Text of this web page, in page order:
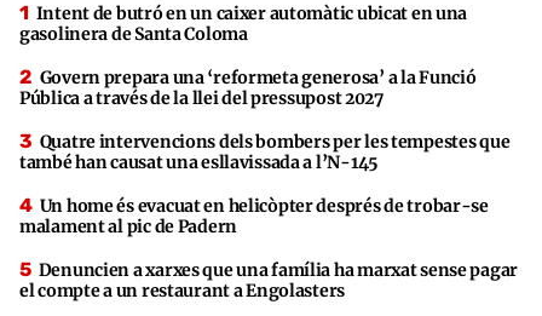
Intent de butró en un caixer automàtic ubicat en una
gasolinera de Santa Coloma
Govern prepara una ‘reformeta generosa’ a la Funció
Pública a través de la llei del pressupost 2027
Quatre intervencions dels bombers per les tempestes que
també han causat una esllavissada a l’N-145
Un home és evacuat en helicòpter després de trobar-se
malament al pic de Padern
Denuncien a xarxes que una família ha marxat sense pagar
el compte a un restaurant a Engolasters